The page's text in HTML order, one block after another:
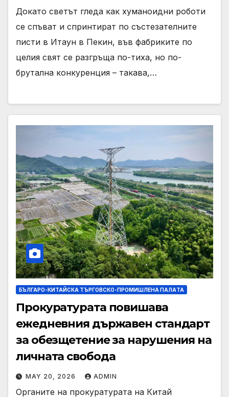
Докато светът гледа как хуманоидни роботи
се спъват и спринтират по състезателните
писти в Итаун в Пекин, във фабриките по
целия свят се разгръща по-тиха, но по-
брутална конкуренция – такава,…
БЪЛГАРО-КИТАЙСКА ТЪРГОВСКО-ПРОМИШЛЕНА ПАЛAТА
Прокуратурата повишава
ежедневния държавен стандарт
за обезщетение за нарушения на
личната свобода
MAY 20, 2026 ADMIN
Органите на прокуратурата на Китай